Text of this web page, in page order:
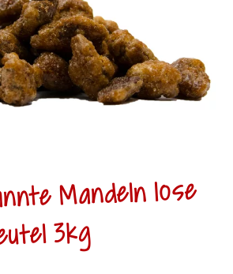
Mandeln lose
3kg